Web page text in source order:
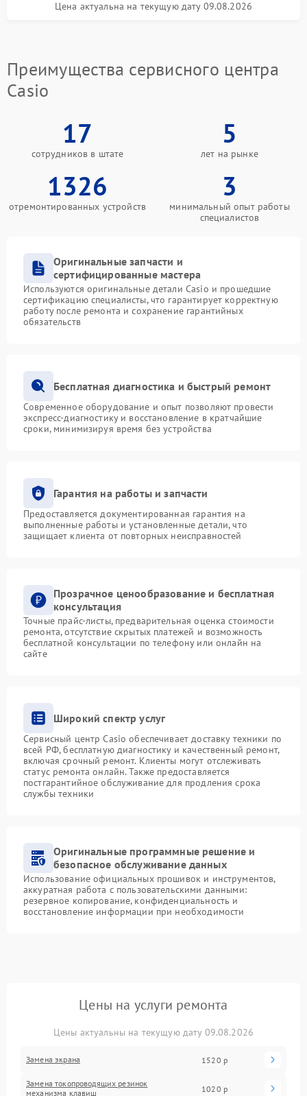
Цена актуальна на текущую дату 09.08.2026
Преимущества сервисного центра
Casio
17
сотрудников в штате
5
лет на рынке
1326
отремонтированных устройств
3
минимальный опыт работы
специалистов
Оригинальные запчасти и
сертифицированные мастера
Используются оригинальные детали Casio и прошедшие
сертификацию специалисты, что гарантирует корректную
работу после ремонта и сохранение гарантийных
обязательств
Бесплатная диагностика и быстрый ремонт
Современное оборудование и опыт позволяют провести
экспресс-диагностику и восстановление в кратчайшие
сроки, минимизируя время без устройства
Гарантия на работы и запчасти
Предоставляется документированная гарантия на
выполненные работы и установленные детали, что
защищает клиента от повторных неисправностей
Прозрачное ценообразование и бесплатная
консультация
Точные прайс-листы, предварительная оценка стоимости
ремонта, отсутствие скрытых платежей и возможность
бесплатной консультации по телефону или онлайн на
сайте
Широкий спектр услуг
Сервисный центр Casio обеспечивает доставку техники по
всей РФ, бесплатную диагностику и качественный ремонт,
включая срочный ремонт. Клиенты могут отслеживать
статус ремонта онлайн. Также предоставляется
постгарантийное обслуживание для продления срока
службы техники
Оригинальные программные решение и
безопасное обслуживание данных
Использование официальных прошивок и инструментов,
аккуратная работа с пользовательскими данными:
резервное копирование, конфиденциальность и
восстановление информации при необходимости
Цены на услуги ремонта
Цены актуальны на текущую дату 09.08.2026
Замена экрана 1520 р
Замена токопроводящих резинок
механизма клавиш
1020 р